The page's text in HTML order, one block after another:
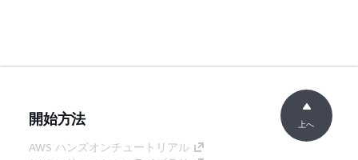
開始方法
AWS ハンズオンチュートリアル
上へ